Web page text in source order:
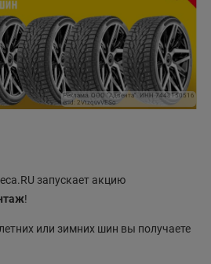
Реклама. ООО "Адвента". ИНН 7448150516
erid: 2VtzquvVESo
запускает акцию
!
или зимних шин вы получаете